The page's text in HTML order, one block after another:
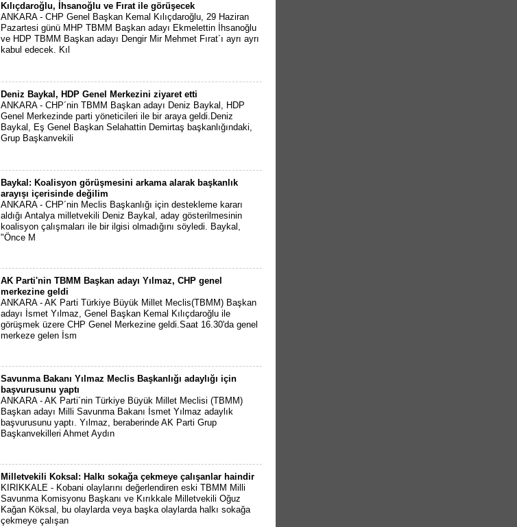
Kılıçdaroğlu, İhsanoğlu ve Fırat ile görüşecek
ANKARA - CHP Genel Başkan Kemal Kılıçdaroğlu, 29 Haziran
Pazartesi günü MHP TBMM Başkan adayı Ekmelettin İhsanoğlu
ve HDP TBMM Başkan adayı Dengir Mir Mehmet Fırat´ı ayrı ayrı
kabul edecek. Kıl
Deniz Baykal, HDP Genel Merkezini ziyaret etti
ANKARA - CHP´nin TBMM Başkan adayı Deniz Baykal, HDP
Genel Merkezinde parti yöneticileri ile bir araya geldi.Deniz
Baykal, Eş Genel Başkan Selahattin Demirtaş başkanlığındaki,
Grup Başkanvekili
Baykal: Koalisyon görüşmesini arkama alarak başkanlık
arayışı içerisinde değilim
ANKARA - CHP´nin Meclis Başkanlığı için destekleme kararı
aldığı Antalya milletvekili Deniz Baykal, aday gösterilmesinin
koalisyon çalışmaları ile bir ilgisi olmadığını söyledi. Baykal,
"Önce M
AK Parti'nin TBMM Başkan adayı Yılmaz, CHP genel
merkezine geldi
ANKARA - AK Parti Türkiye Büyük Millet Meclis(TBMM) Başkan
adayı İsmet Yılmaz, Genel Başkan Kemal Kılıçdaroğlu ile
görüşmek üzere CHP Genel Merkezine geldi.Saat 16.30'da genel
merkeze gelen İsm
Savunma Bakanı Yılmaz Meclis Başkanlığı adaylığı için
başvurusunu yaptı
ANKARA - AK Parti´nin Türkiye Büyük Millet Meclisi (TBMM)
Başkan adayı Milli Savunma Bakanı İsmet Yılmaz adaylık
başvurusunu yaptı. Yılmaz, beraberinde AK Parti Grup
Başkanvekilleri Ahmet Aydın
Milletvekili Koksal: Halkı sokağa çekmeye çalışanlar haindir
KIRIKKALE - Kobani olaylarını değerlendiren eski TBMM Milli
Savunma Komisyonu Başkanı ve Kırıkkale Milletvekili Oğuz
Kağan Köksal, bu olaylarda veya başka olaylarda halkı sokağa
çekmeye çalışan